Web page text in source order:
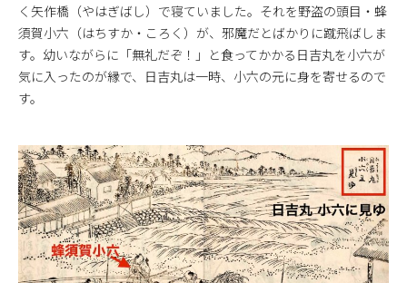
く矢作橋（やはぎばし）で寝ていました。それを野盗の頭目・蜂
須賀小六（はちすか・ころく）が、邪魔だとばかりに蹴飛ばしま
す。幼いながらに「無礼だぞ！」と食ってかかる日吉丸を小六が
気に入ったのが縁で、日吉丸は一時、小六の元に身を寄せるので
す。